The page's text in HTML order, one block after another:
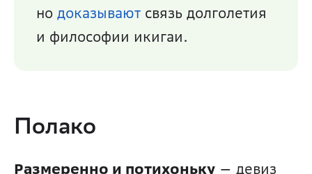
но доказывают связь долголетия
и философии икигаи.
Полако
Размеренно и потихоньку — девиз